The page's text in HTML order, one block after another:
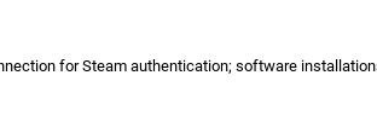
for Steam authentication; software